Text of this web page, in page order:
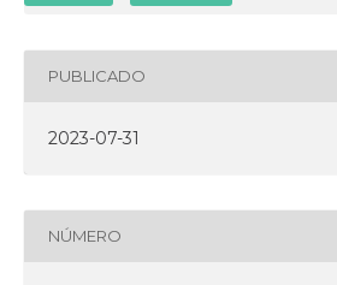
PUBLICADO
2023-07-31
NÚMERO